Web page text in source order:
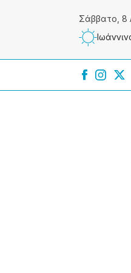
Σάββατο, 8